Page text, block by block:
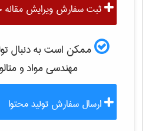
ثبت سفارش ویرایش مقاله
ممکن است به دنبال
مهندسی مواد و
ارسال سفارش تولید محتوا